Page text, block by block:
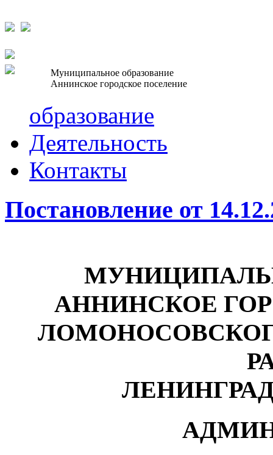
Муниципальное образование
Аннинское городское поселение
образование
Деятельность
Контакты
Постановление от
АННИНСКОЕ